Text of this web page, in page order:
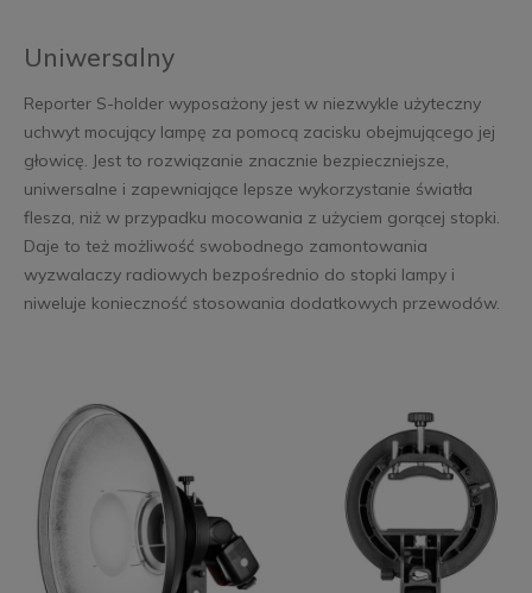
Uniwersalny
Reporter S-holder wyposażony jest w niezwykle użyteczny
uchwyt mocujący lampę za pomocą zacisku obejmującego jej
głowicę. Jest to rozwiązanie znacznie bezpieczniejsze,
uniwersalne i zapewniające lepsze wykorzystanie światła
flesza, niż w przypadku mocowania z użyciem gorącej stopki.
Daje to też możliwość swobodnego zamontowania
wyzwalaczy radiowych bezpośrednio do stopki lampy i
niweluje konieczność stosowania dodatkowych przewodów.